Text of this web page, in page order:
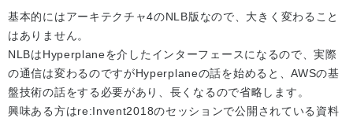
基本的にはアーキテクチャ4のNLB版なので、大きく変わること
はありません。
NLBはHyperplaneを介したインターフェースになるので、実際
の通信は変わるのですがHyperplaneの話を始めると、AWSの基
盤技術の話をする必要があり、長くなるので省略します。
興味ある方はre:Invent2018のセッションで公開されている資料